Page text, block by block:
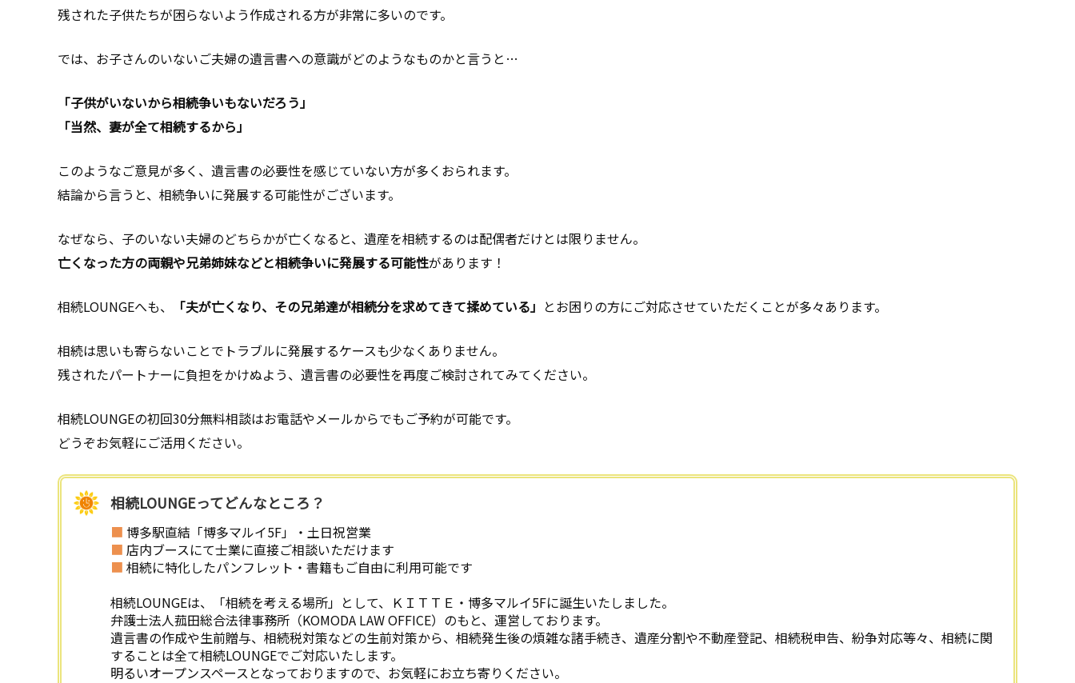
残された子供たちが困らないよう作成される方が非常に多いのです。
では、お子さんのいないご夫婦の遺言書への意識がどのようなものかと言うと…
「子供がいないから相続争いもないだろう」
「当然、妻が全て相続するから」
このようなご意見が多く、遺言書の必要性を感じていない方が多くおられます。
結論から言うと、相続争いに発展する可能性がございます。
なぜなら、子のいない夫婦のどちらかが亡くなると、遺産を相続するのは配偶者だけとは限りません。
亡くなった方の両親や兄弟姉妹などと相続争いに発展する可能性があります！
相続LOUNGEへも、 「夫が亡くなり、その兄弟達が相続分を求めてきて揉めている」 とお困りの方にご対応させていただくことが多々あります。
相続は思いも寄らないことでトラブルに発展するケースも少なくありません。
残されたパートナーに負担をかけぬよう、遺言書の必要性を再度ご検討されてみてください。
相続LOUNGEの初回30分無料相談はお電話やメールからでもご予約が可能です。
どうぞお気軽にご活用ください。
相続LOUNGEってどんなところ？
■ 博多駅直結「博多マルイ5F」・土日祝営業
■ 店内ブースにて士業に直接ご相談いただけます
■ 相続に特化したパンフレット・書籍もご自由に利用可能です
相続LOUNGEは、「相続を考える場所」として、ＫＩＴＴＥ・博多マルイ5Fに誕生いたしました。
弁護士法人菰田総合法律事務所（KOMODA LAW OFFICE）のもと、運営しております。
遺言書の作成や生前贈与、相続税対策などの生前対策から、相続発生後の煩雑な諸手続き、遺産分割や不動産登記、相続税申告、紛争対応等々、相続に関
することは全て相続LOUNGEでご対応いたします。
明るいオープンスペースとなっておりますので、お気軽にお立ち寄りください。